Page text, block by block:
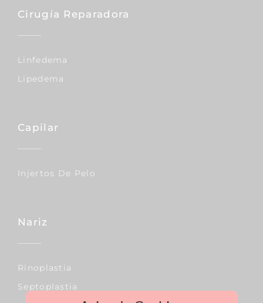
Cirugía Reparadora
Linfedema
Lipedema
Capilar
Injertos De Pelo
Nariz
Rinoplastia
Septoplastia